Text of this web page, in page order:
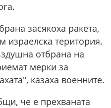
засякоха ракета,
израелска територия.
отбрана на
мерки за
казаха военните.
че е прехваната